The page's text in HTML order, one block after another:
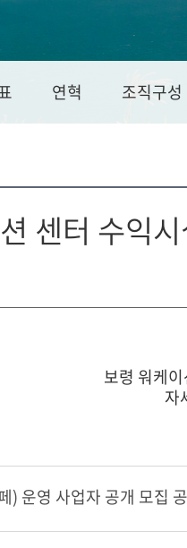
연혁 조직구성
센터 수익
보령 워케
자
) 운영 사업자 공개 모집